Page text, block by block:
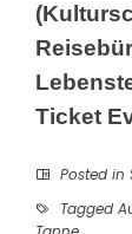
Ticket
Posted in
Tagged